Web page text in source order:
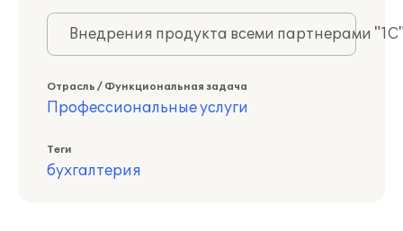
Внедрения продукта всеми партнерами
Отрасль / Функциональная задача
Профессиональные услуги
Теги
бухгалтерия